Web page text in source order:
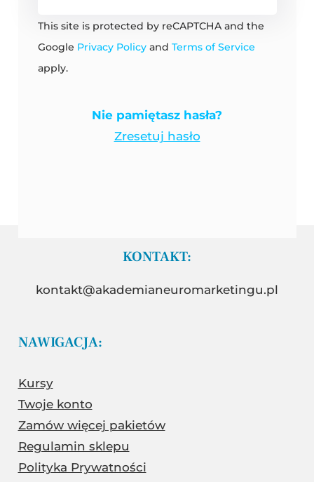
This site is protected by reCAPTCHA and the
Google Privacy Policyand Terms of Service
apply.
Nie pamiętasz hasła?
Zresetuj hasło
KONTAKT:
kontakt@akademianeuromarketingu.pl
NAWIGACJA:
Kursy
Twoje konto
Zamów więcej pakietów
Regulamin sklepu
Polityka Prywatności